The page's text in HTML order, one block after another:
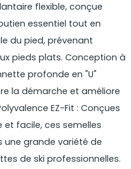
flexible, conçue
essentiel tout en
du pied, prévenant
pieds plats. Conception à
profonde en "U"
la démarche et améliore
EZ-Fit : Conçues
facile, ces semelles
grande variété de
de ski professionnelles.